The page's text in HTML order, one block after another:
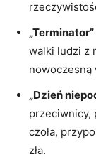
„Terminator”
walki ludzi z
nowoczesną
„Dzień
przeciwnicy,
czoła,
zła.